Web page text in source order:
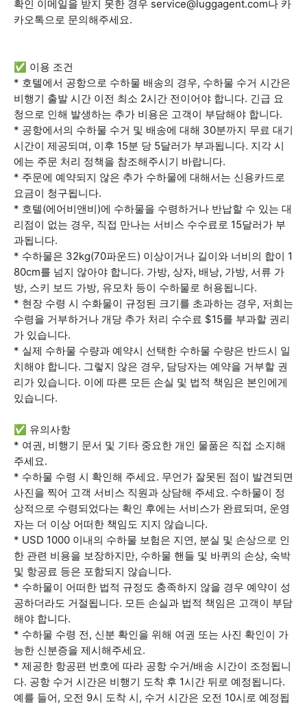
확인 이메일을 받지 못한 경우 service@luggagent.com나 카
카오톡으로 문의해주세요.
✅ 이용 조건
* 호텔에서 공항으로 수하물 배송의 경우, 수하물 수거 시간은
비행기 출발 시간 이전 최소 2시간 전이어야 합니다. 긴급 요
청으로 인해 발생하는 추가 비용은 고객이 부담해야 합니다.
* 공항에서의 수하물 수거 및 배송에 대해 30분까지 무료 대기
시간이 제공되며, 이후 15분 당 5달러가 부과됩니다. 지각 시
에는 주문 처리 정책을 참조해주시기 바랍니다.
* 주문에 예약되지 않은 추가 수하물에 대해서는 신용카드로
요금이 청구됩니다.
* 호텔(에어비앤비)에 수하물을 수령하거나 반납할 수 있는 대
리점이 없는 경우, 직접 만나는 서비스 수수료로 15달러가 부
과됩니다.
* 수하물은 32kg(70파운드) 이상이거나 길이와 너비의 합이 1
80cm를 넘지 않아야 합니다. 가방, 상자, 배낭, 가방, 서류 가
방, 스키 보드 가방, 유모차 등이 수하물로 허용됩니다.
* 현장 수령 시 수화물이 규정된 크기를 초과하는 경우, 저희는
수령을 거부하거나 개당 추가 처리 수수료 $15를 부과할 권리
가 있습니다.
* 실제 수하물 수량과 예약시 선택한 수하물 수량은 반드시 일
치해야 합니다. 그렇지 않은 경우, 담당자는 예약을 거부할 권
리가 있습니다. 이에 따른 모든 손실 및 법적 책임은 본인에게
있습니다.
✅ 유의사항
* 여권, 비행기 문서 및 기타 중요한 개인 물품은 직접 소지해
주세요.
* 수하물 수령 시 확인해 주세요. 무언가 잘못된 점이 발견되면
사진을 찍어 고객 서비스 직원과 상담해 주세요. 수하물이 정
상적으로 수령되었다는 확인 후에는 서비스가 완료되며, 운영
자는 더 이상 어떠한 책임도 지지 않습니다.
* USD 1000 이내의 수하물 보험은 지연, 분실 및 손상으로 인
한 관련 비용을 보장하지만, 수하물 핸들 및 바퀴의 손상, 숙박
및 항공료 등은 포함되지 않습니다.
* 수하물이 어떠한 법적 규정도 충족하지 않을 경우 예약이 성
공하더라도 거절됩니다. 모든 손실과 법적 책임은 고객이 부담
해야 합니다.
* 수하물 수령 전, 신분 확인을 위해 여권 또는 사진 확인이 가
능한 신분증을 제시해주세요.
* 제공한 항공편 번호에 따라 공항 수거/배송 시간이 조정됩니
다. 공항 수거 시간은 비행기 도착 후 1시간 뒤로 예정됩니다.
예를 들어, 오전 9시 도착 시, 수거 시간은 오전 10시로 예정됩